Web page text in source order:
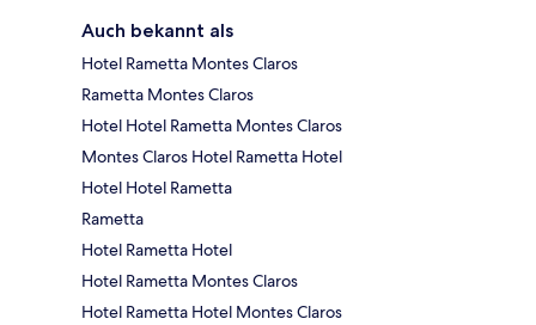
Auch bekannt als
Hotel Rametta Montes Claros
Rametta Montes Claros
Hotel Hotel Rametta Montes Claros
Montes Claros Hotel Rametta Hotel
Hotel Hotel Rametta
Rametta
Hotel Rametta Hotel
Hotel Rametta Montes Claros
Hotel Rametta Hotel Montes Claros